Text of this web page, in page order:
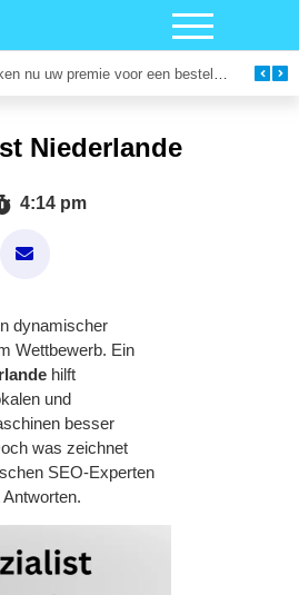
Niederlande
4:14 pm
dynamischer
Wettbewerb. Ein
hilft
und
besser
was zeichnet
SEO-Experten